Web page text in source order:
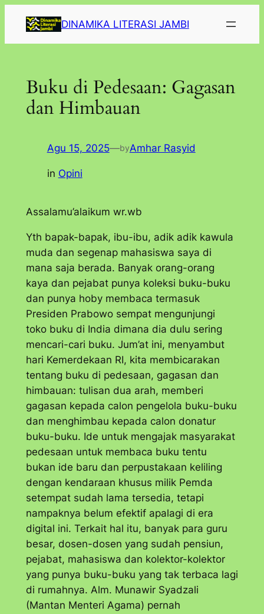
konten
DINAMIKA LITERASI JAMBI
Buku di Pedesaan: Gagasan
dan Himbauan
Agu 15, 2025—byAmhar Rasyid
in Opini
Assalamu’alaikum wr.wb
Yth bapak-bapak, ibu-ibu, adik adik kawula
muda dan segenap mahasiswa saya di
mana saja berada. Banyak orang-orang
kaya dan pejabat punya koleksi buku-buku
dan punya hoby membaca termasuk
Presiden Prabowo sempat mengunjungi
toko buku di India dimana dia dulu sering
mencari-cari buku. Jum’at ini, menyambut
hari Kemerdekaan RI, kita membicarakan
tentang buku di pedesaan, gagasan dan
himbauan: tulisan dua arah, memberi
gagasan kepada calon pengelola buku-buku
dan menghimbau kepada calon donatur
buku-buku. Ide untuk mengajak masyarakat
pedesaan untuk membaca buku tentu
bukan ide baru dan perpustakaan keliling
dengan kendaraan khusus milik Pemda
setempat sudah lama tersedia, tetapi
nampaknya belum efektif apalagi di era
digital ini. Terkait hal itu, banyak para guru
besar, dosen-dosen yang sudah pensiun,
pejabat, mahasiswa dan kolektor-kolektor
yang punya buku-buku yang tak terbaca lagi
di rumahnya. Alm. Munawir Syadzali
(Mantan Menteri Agama) pernah